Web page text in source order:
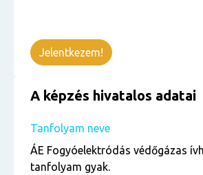
Jelentkezem!
A képzés hivatalos adatai
Tanfolyam neve
ÁE Fogyóelektródás védőgázas
tanfolyam gyak.